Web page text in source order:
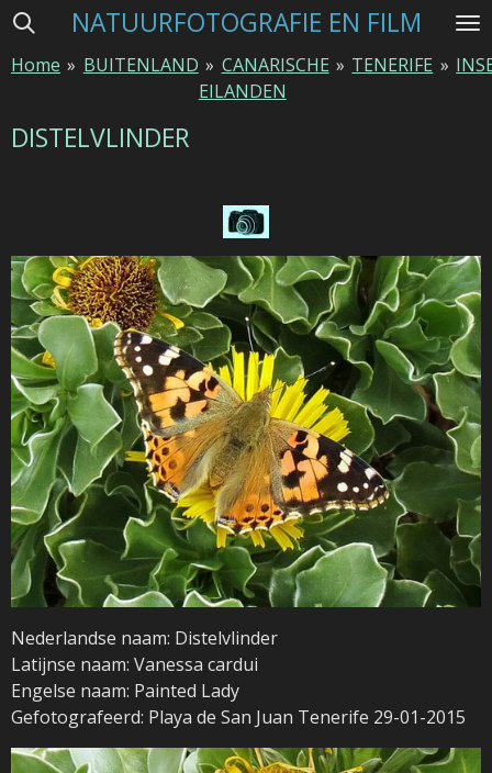
Ga
naar
hoofdinhoud
NATUURFOTOGRAFIE EN FILM
Home » BUITENLAND » CANARISCHE
EILANDEN
» TENERIFE »
DISTELVLINDER
Nederlandse naam: Distelvlinder
Latijnse naam: Vanessa cardui
Engelse naam: Painted Lady
Gefotografeerd: Playa de San Juan Tenerife 29-01-2015